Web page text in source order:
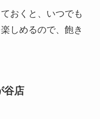
おくと、いつでも
しめるので、飽き
谷店